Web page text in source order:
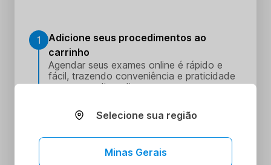
1
Adicione seus procedimentos ao
carrinho
Agendar seus exames online é rápido e
fácil, trazendo conveniência e praticidade
para o seu dia a dia.
Escolha o dia e hora que melhor se
encaixe na sua rotina
Realize seus procedimentos
Selecione sua região
Minas Gerais